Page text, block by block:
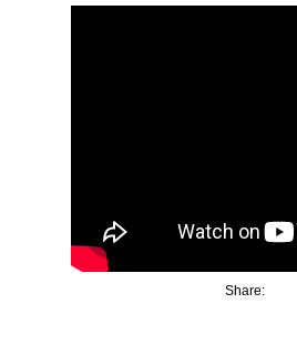
Share: